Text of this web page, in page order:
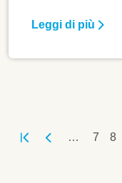
Leggi di più
Prima pagina
Pagina
… 7 8